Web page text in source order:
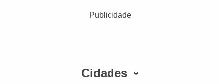
Publicidade
Cidades